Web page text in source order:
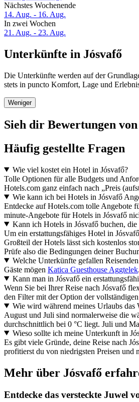
Nächstes Wochenende
14. Aug. - 16. Aug.
In zwei Wochen
21. Aug. - 23. Aug.
Unterkünfte in Jósvafő
Die Unterkünfte werden auf der
stets in puncto Komfort, Lage und
Weniger
Sieh dir Bewertungen
Häufig gestellte Fragen
Wie viel kostet ein Hotel in Jósvafő?
Tolle Optionen für alle Budgets und
Hotels.com ganz einfach nach „Preis
Wie kann ich bei Hotels in Jósvafő
Entdecke auf Hotels.com tolle Angebote
minute-Angebote für Hotels in Jósvafő
Kann ich Hotels in Jósvafő buchen,
Um ein erstattungsfähiges Hotel in
Großteil der Hotels lässt sich kostenlos
Prüfe also die Bedingungen deiner
Welche Unterkünfte gefallen
Gäste mögen Katica Guesthouse Aggtelek.
Kann man in Jósvafő ein
Wenn Sie bei Ihrer Reise nach Jósvafő
den Filter mit der Option der
Wie wird während meines Urlaubs das
August und Juli sind normalerweise die
durchschnittlich bei 0 °C liegt. Juli und
Wieso sollte ich meine Unterkunft in
Es gibt viele Gründe, deine Reise nach
profitierst du von niedrigsten Preisen und
Mehr über Jósvafő
Entdecke das versteckte Juwel